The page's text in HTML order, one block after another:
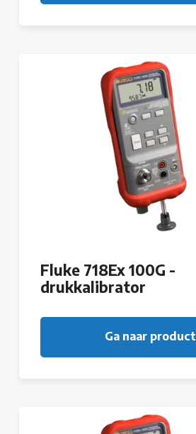
Fluke 718Ex 100G -
drukkalibrator
Ga naar product